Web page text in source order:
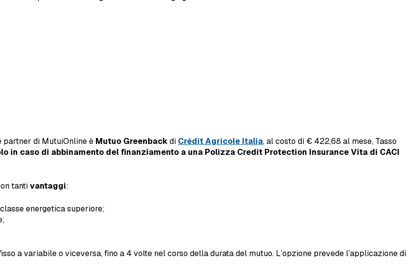
partner di MutuiOnline è Mutuo Greenbackdi Crédit Agricole Italia, al costo di € 422,68 al mese, Tasso
in caso di abbinamento del finanziamento a una Polizza Credit Protection Insurance Vita di CACI
tantivantaggi:
energetica superiore;
a variabile o viceversa, fino a 4 volte nel corso della durata del mutuo. L’opzione prevede l’applicazione di